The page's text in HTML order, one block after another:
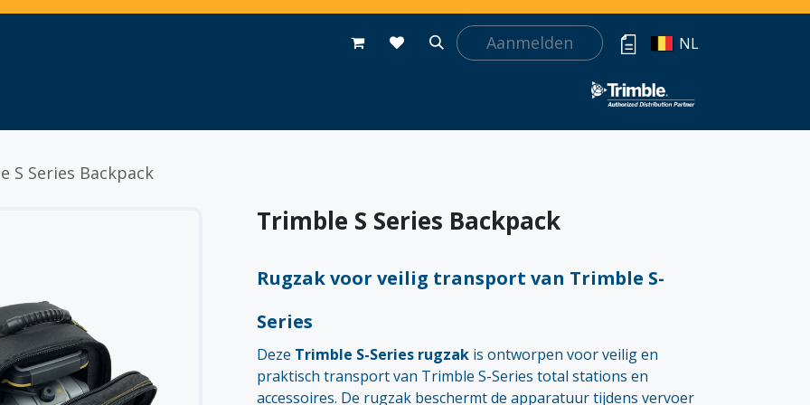
Contact Aanmelden NL
S Series Backpack
Trimble S Series Backpack
Rugzak voor veilig transport van Trimble S-
Series
Deze Trimble S-Series rugzak is ontworpen voor veilig en
praktisch transport van Trimble S-Series total stations en
accessoires. De rugzak beschermt de apparatuur tijdens vervoer